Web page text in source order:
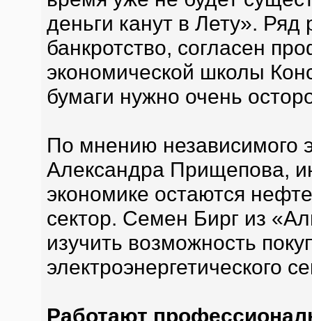
деньги канут в Лету».
банкротство, согласен
экономической школы
бумаги нужно очень
По мнению независимого
Александра Прищепова,
экономике остаются
сектор. Семен Бирг из
изучить возможность
электроэнергетического
Работают